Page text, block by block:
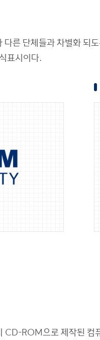
른 단체들과 차별화 되
표시이다.
CD-ROM으로 제작된 컴